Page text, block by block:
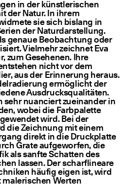
in der künstlerischen
der Natur. In ihrem
sie sich bislang in
der Naturdarstellung.
genaue Beobachtung oder
Vielmehr zeichnet Eva
zum Gesehenen. Ihre
nicht vor dem
aus der Erinnerung heraus.
ermöglicht der
Ausdrucksqualitäten.
sehr nuanciert zueinander in
wobei die Farbpalette
wird. Bei der
die Zeichnung mit einem
direkt in die Druckplatte
Grate aufgeworfen, die
als sanfte Schatten des
lassen. Der scharflineare
häufig eigen ist, wird
Werten